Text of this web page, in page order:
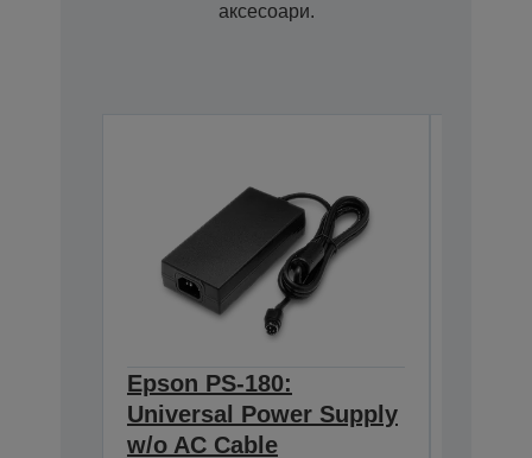
аксесоари.
Epson PS-180:
Universal Power Supply
w/o AC Cable